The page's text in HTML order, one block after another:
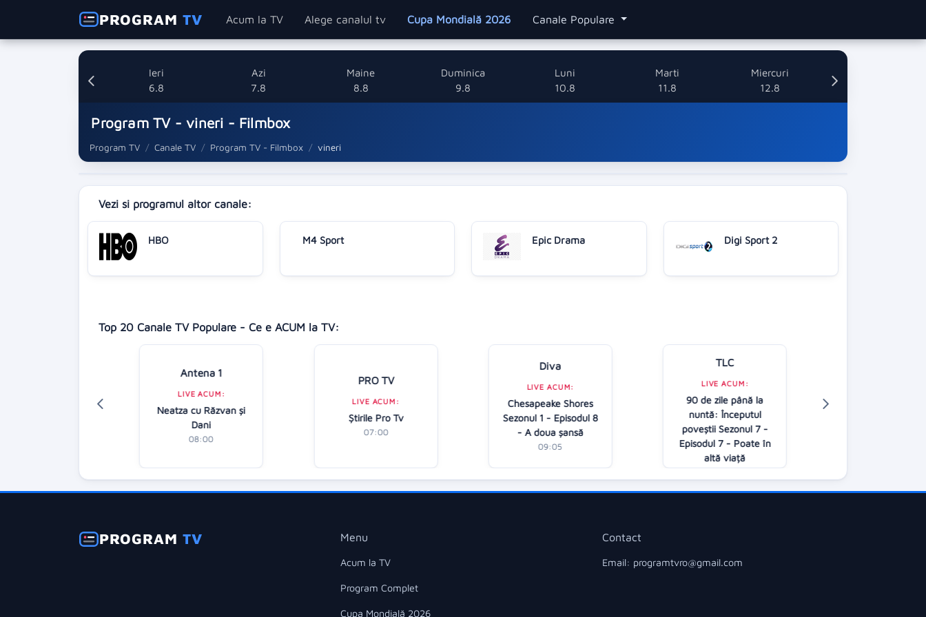
PROGRAMTV Acum la TV Alege canalul tv Cupa Mondială 2026 Canale Populare
Ieri
6.8
Azi
7.8
Maine
8.8
Duminica
9.8
Luni
10.8
Marti
11.8
Miercuri
12.8
Program TV - vineri - Filmbox
Program TV Canale TV Program TV - Filmbox vineri
Vezi si programul altor canale:
HBO M4 Sport Epic Drama Digi Sport 2
Top 20 Canale TV Populare - Ce e ACUM la TV:
Antena 1
LIVE ACUM:
Neatza cu Răzvan şi
Dani
08:00
PRO TV
LIVE ACUM:
Ştirile Pro Tv
07:00
Diva
LIVE ACUM:
Chesapeake Shores
Sezonul 1 - Episodul 8
- A doua șansă
09:05
TLC
LIVE ACUM:
90 de zile până la
nuntă: Începutul
poveştii Sezonul 7 -
Episodul 7 - Poate în
altă viață
09:00
PROGRAMTV Menu
Acum la TV
Program Complet
Cupa Mondială 2026
Contact
Email: programtvro@gmail.com